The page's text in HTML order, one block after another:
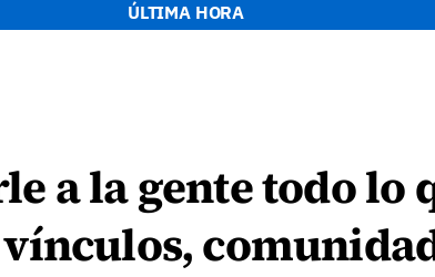
ÚLTIMA HORA
a la gente todo lo